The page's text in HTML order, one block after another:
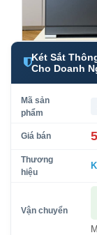
Két Sắt
Cho Doanh
Mã sản
phẩm
Giá bán
Thương
hiệu
Vận chuyển